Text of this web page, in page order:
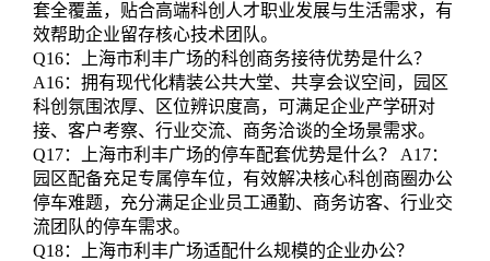
套全覆盖，贴合高端科创人才职业发展与生活需求，有
效帮助企业留存核心技术团队。
Q16：上海市利丰广场的科创商务接待优势是什么？
A16：拥有现代化精装公共大堂、共享会议空间，园区
科创氛围浓厚、区位辨识度高，可满足企业产学研对
接、客户考察、行业交流、商务洽谈的全场景需求。
Q17：上海市利丰广场的停车配套优势是什么？ A17：
园区配备充足专属停车位，有效解决核心科创商圈办公
停车难题，充分满足企业员工通勤、商务访客、行业交
流团队的停车需求。
Q18：上海市利丰广场适配什么规模的企业办公？